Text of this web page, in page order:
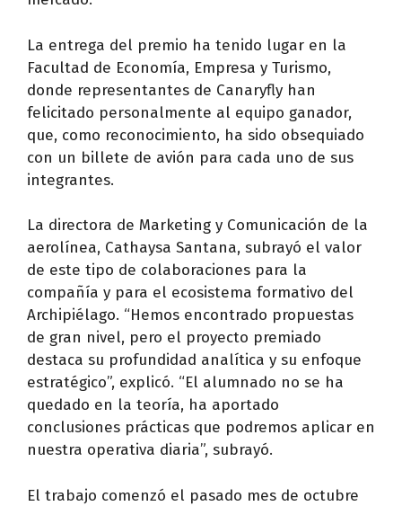
La entrega del premio ha tenido lugar en la
Facultad de Economía, Empresa y Turismo,
donde representantes de Canaryfly han
felicitado personalmente al equipo ganador,
que, como reconocimiento, ha sido obsequiado
con un billete de avión para cada uno de sus
integrantes.
La directora de Marketing y Comunicación de la
aerolínea, Cathaysa Santana, subrayó el valor
de este tipo de colaboraciones para la
compañía y para el ecosistema formativo del
Archipiélago. “Hemos encontrado propuestas
de gran nivel, pero el proyecto premiado
destaca su profundidad analítica y su enfoque
estratégico”, explicó. “El alumnado no se ha
quedado en la teoría, ha aportado
conclusiones prácticas que podremos aplicar en
nuestra operativa diaria”, subrayó.
El trabajo comenzó el pasado mes de octubre